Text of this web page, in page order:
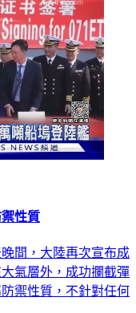
性質
間，大陸再次宣布成
氣層外，成功攔截彈
禦性質，不針對任何